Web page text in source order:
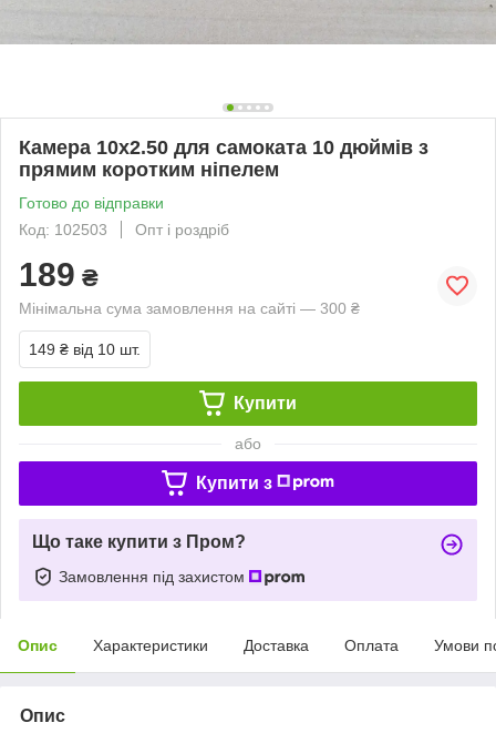
Камера 10x2.50 для самоката 10 дюймів з
прямим коротким ніпелем
Готово до відправки
Код: 102503
Опт і роздріб
189 ₴
Мінімальна сума замовлення на сайті — 300 ₴
149 ₴ від 10 шт.
Купити
або
Купити з
Що таке купити з Пром?
Замовлення під захистом
Опис Характеристики Доставка Оплата Умови
Опис